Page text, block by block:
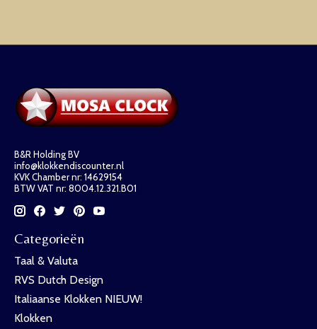
B&R Holding BV
info@klokkendiscounter.nl
KVK Chamber nr: 14629154
BTW VAT nr: 8004.12.321.B01
Categorieën
Taal & Valuta
RVS Dutch Design
Italiaanse Klokken NIEUW!
Klokken